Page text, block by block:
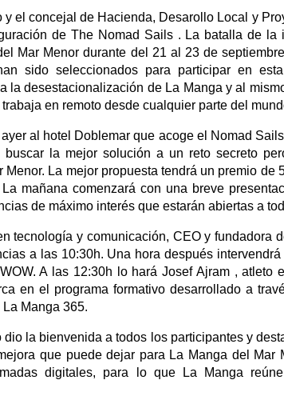
el concejal de Hacienda, Desarollo Local y
de The Nomad Sails . La batalla de la
Mar Menor durante del 21 al 23 de
sido seleccionados para participar en
la desestacionalización de La Manga y al
en remoto desde cualquier parte del
al hotel Doblemar que acoge el Nomad
la mejor solución a un reto secreto
La mejor propuesta tendrá un premio de
mañana comenzará con una breve
de máximo interés que estarán abiertas a
tecnología y comunicación, CEO y fundadora
a las 10:30h. Una hora después
A las 12:30h lo hará Josef Ajram , atleto
en el programa formativo desarrollado a
Manga 365.
la bienvenida a todos los participantes y
que puede dejar para La Manga del Mar
digitales, para lo que La Manga